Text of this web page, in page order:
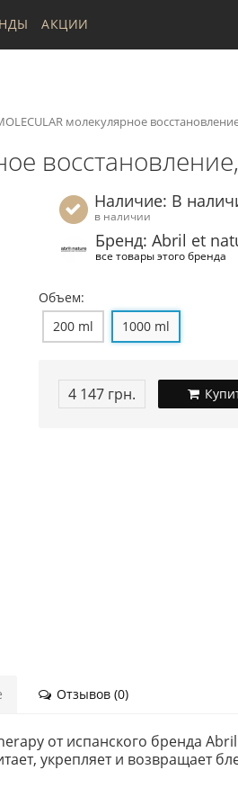
АКЦИИ
молекулярное
Наличие: В
в наличии
Бренд: Abril et
все товары этого бренда
Объем:
200 ml
1000 ml
4 147 грн.
Отзывов (0)
от испанского бренда
укрепляет и возвращает